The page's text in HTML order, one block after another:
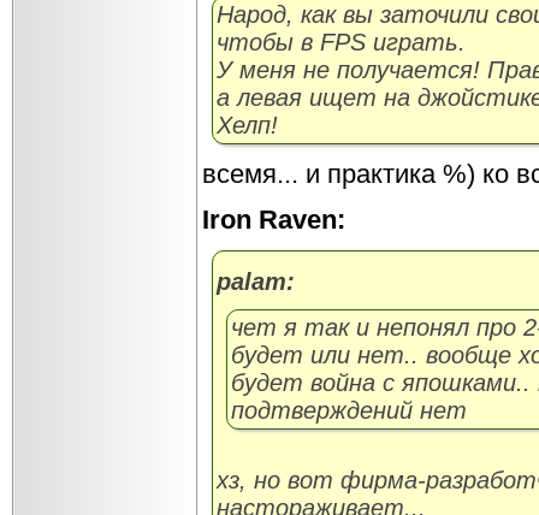
Народ, как вы заточили
чтобы в FPS играть.
У меня не получается!
а левая ищет на
Хелп!
всемя... и практика %) ко
Iron Raven:
palam:
чет я так и непонял про
будет или нет.. вообще
будет война с япошками..
подтверждений нет
хз, но вот фирма-
настораживает...